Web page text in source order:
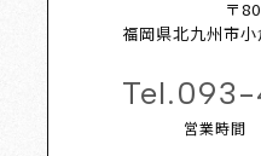
〒
福岡県北九州市
Tel.
営業時間